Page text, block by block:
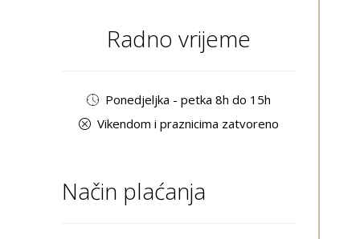
Radno vrijeme
Ponedjeljka - petka 8h do 15h
Vikendom i praznicima zatvoreno
Način plaćanja